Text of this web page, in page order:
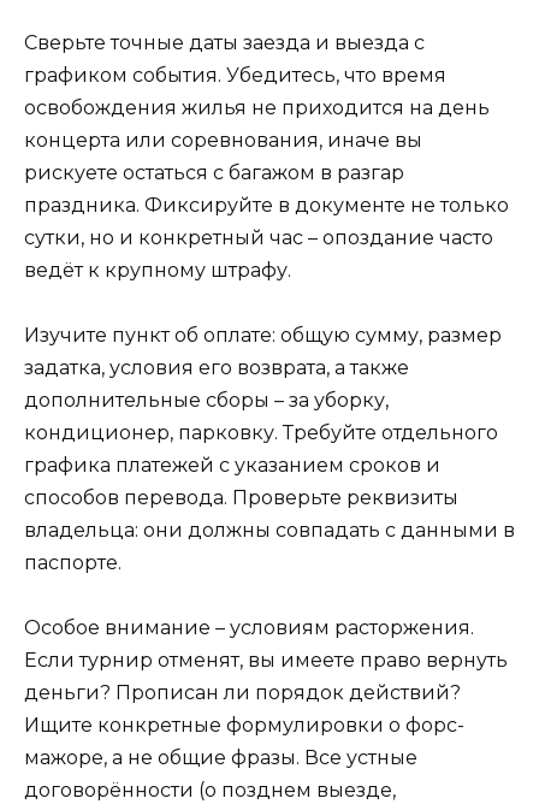
Сверьте точные даты заезда и выезда с
графиком события. Убедитесь, что время
освобождения жилья не приходится на день
концерта или соревнования, иначе вы
рискуете остаться с багажом в разгар
праздника. Фиксируйте в документе не только
сутки, но и конкретный час – опоздание часто
ведёт к крупному штрафу.
Изучите пункт об оплате: общую сумму, размер
задатка, условия его возврата, а также
дополнительные сборы – за уборку,
кондиционер, парковку. Требуйте отдельного
графика платежей с указанием сроков и
способов перевода. Проверьте реквизиты
владельца: они должны совпадать с данными в
паспорте.
Особое внимание – условиям расторжения.
Если турнир отменят, вы имеете право вернуть
деньги? Прописан ли порядок действий?
Ищите конкретные формулировки о форс-
мажоре, а не общие фразы. Все устные
договорённости (о позднем выезде,